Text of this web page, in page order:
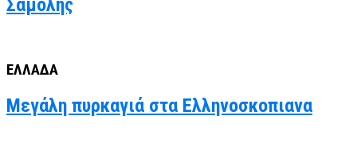
Σαμόλης
ΕΛΛΑΔΑ
Μεγάλη πυρκαγιά στα Ελληνοσκοπιανα